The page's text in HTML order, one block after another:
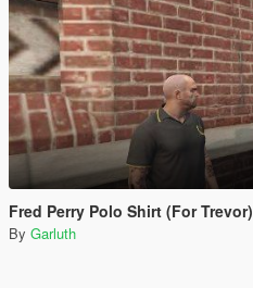
Fred Perry Polo Shirt (For Trevor)
By Garluth